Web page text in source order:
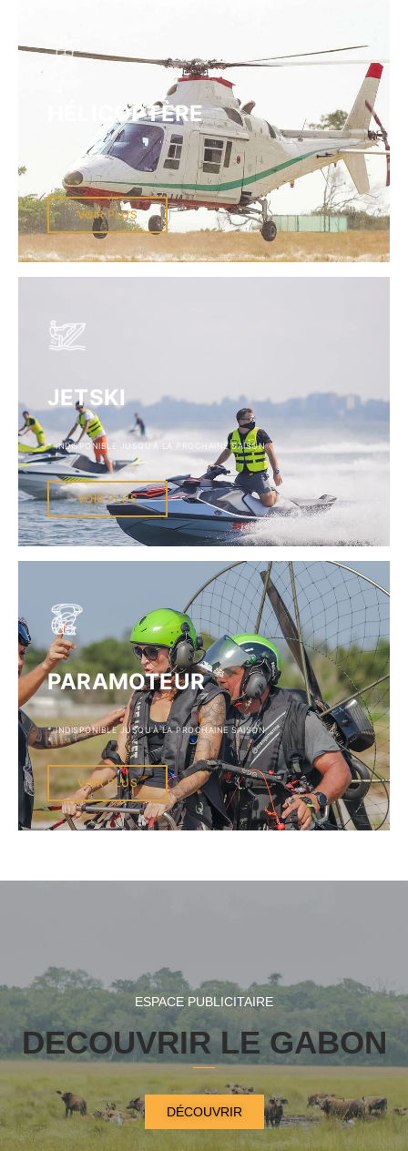
HÉLICOPTÈRE
VOIR PLUS
JETSKI
* INDISPONIBLE JUSQU'À LA PROCHAINE SAISON
*
VOIR PLUS
PARAMOTEUR
* INDISPONIBLE JUSQU'À LA PROCHAINE SAISON
*
VOIR PLUS
ESPACE PUBLICITAIRE
DECOUVRIR LE GABON
DÉCOUVRIR